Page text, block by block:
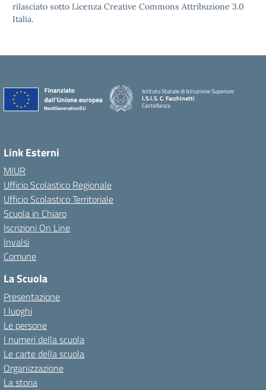
rilasciato sotto Licenza Creative Commons Attribuzione 3.0
Italia.
Istituto Statale di Istruzione Superiore
I.S.I.S. C. Facchinetti
Castellanza
Link Esterni
MIUR
Ufficio Scolastico Regionale
Ufficio Scolastico Territoriale
Scuola in Chiaro
Iscrizioni On Line
Invalsi
Comune
La Scuola
Presentazione
I luoghi
Le persone
I numeri della scuola
Le carte della scuola
Organizzazione
La storia